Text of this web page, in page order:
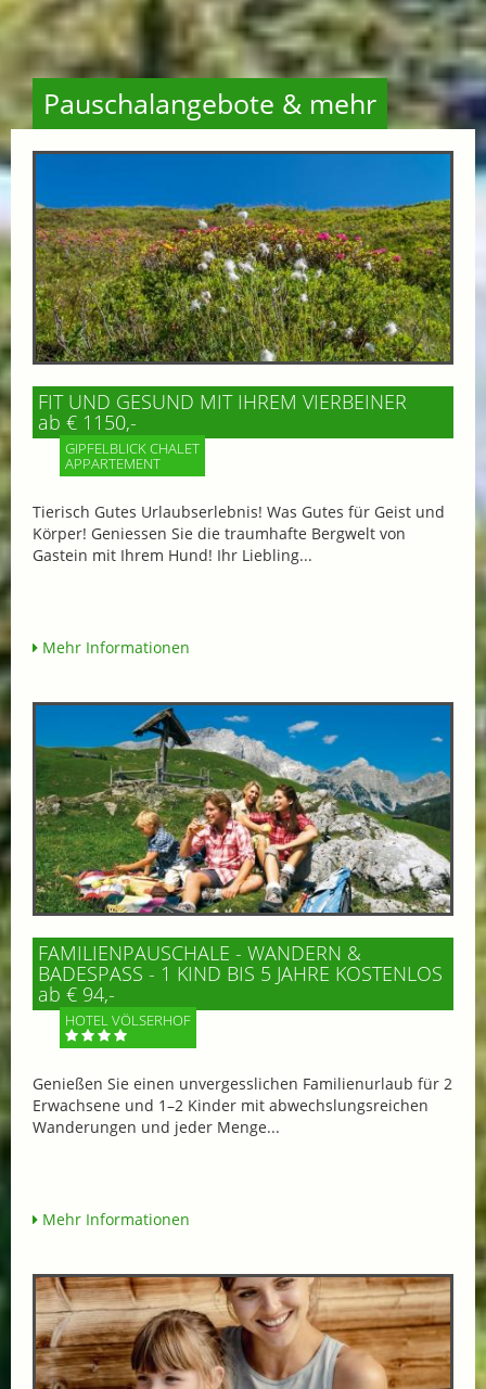
Pauschalangebote & mehr
FIT UND GESUND MIT IHREM VIERBEINER
ab € 1150,-
GIPFELBLICK CHALET
APPARTEMENT
Tierisch Gutes Urlaubserlebnis! Was Gutes für Geist und
Körper! Geniessen Sie die traumhafte Bergwelt von
Gastein mit Ihrem Hund! Ihr Liebling...
Mehr Informationen
FAMILIENPAUSCHALE - WANDERN &
BADESPASS - 1 KIND BIS 5 JAHRE KOSTENLOS
ab € 94,-
HOTEL VÖLSERHOF
Genießen Sie einen unvergesslichen Familienurlaub für 2
Erwachsene und 1–2 Kinder mit abwechslungsreichen
Wanderungen und jeder Menge...
Mehr Informationen